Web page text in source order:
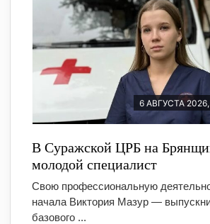
6 АВГУСТА 2026,
В Суражской ЦРБ на
молодой специалист
Свою профессиональную
начала Виктория Мазур —
базового ...